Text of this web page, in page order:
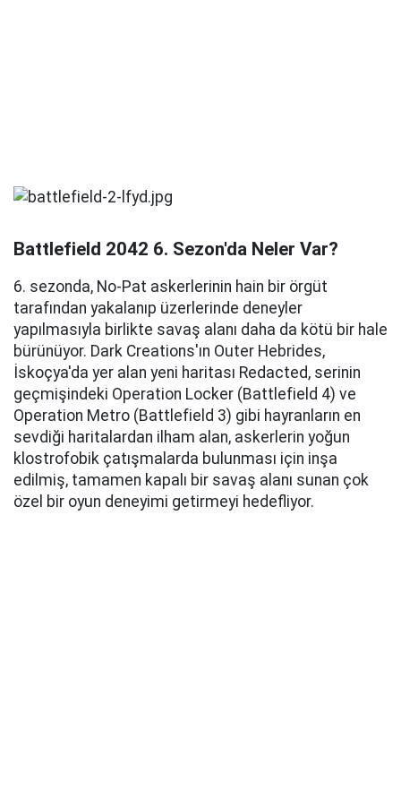
Battlefield 2042 6. Sezon'da Neler Var?
6. sezonda, No-Pat askerlerinin hain bir örgüt
tarafından yakalanıp üzerlerinde deneyler
yapılmasıyla birlikte savaş alanı daha da kötü bir hale
bürünüyor. Dark Creations'ın Outer Hebrides,
İskoçya'da yer alan yeni haritası Redacted, serinin
geçmişindeki Operation Locker (Battlefield 4) ve
Operation Metro (Battlefield 3) gibi hayranların en
sevdiği haritalardan ilham alan, askerlerin yoğun
klostrofobik çatışmalarda bulunması için inşa
edilmiş, tamamen kapalı bir savaş alanı sunan çok
özel bir oyun deneyimi getirmeyi hedefliyor.